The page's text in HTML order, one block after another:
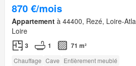
870 €/mois
Appartement à 44400, Rezé, Loire-
Loire
3 1 71 m²
Chauffage Cave Entièrement meublé